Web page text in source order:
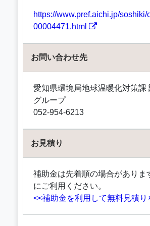
https://www.pref.aichi.jp/soshiki/
00004471.html
お問い合わせ先
愛知県環境局地球温暖化対策課
グループ
052-954-6213
お見積り
補助金は先着順の場合がありま
にご利用ください。
<<補助金を利用して無料見積り